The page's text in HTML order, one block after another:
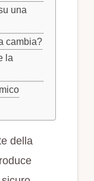
una
cambia?
la
della